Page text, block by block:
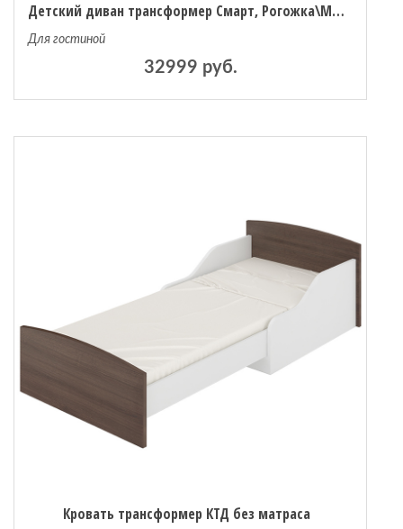
Детский диван трансформер Смарт, Рогожка\Микровельвет
Для гостиной
32999 руб.
Кровать трансформер КТД без матраса